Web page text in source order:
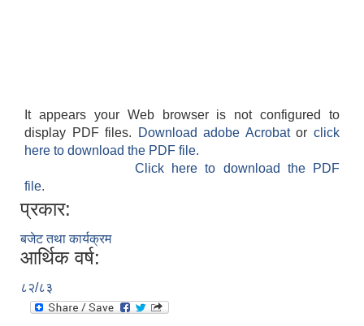
It appears your Web browser is not configured to
display PDF files.
Download adobe Acrobatorclick
here to download the PDF file.
Click here to download the PDF
file.
प्रकार:
बजेट तथा कार्यक्रम
आर्थिक वर्ष:
८२/८३